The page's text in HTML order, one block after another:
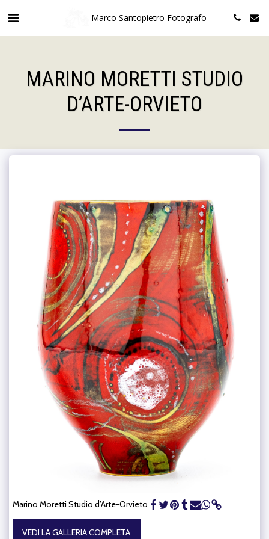
Marco Santopietro Fotografo
MARINO MORETTI STUDIO
D’ARTE-ORVIETO
Marino Moretti Studio d’Arte-Orvieto
VEDI LA GALLERIA COMPLETA